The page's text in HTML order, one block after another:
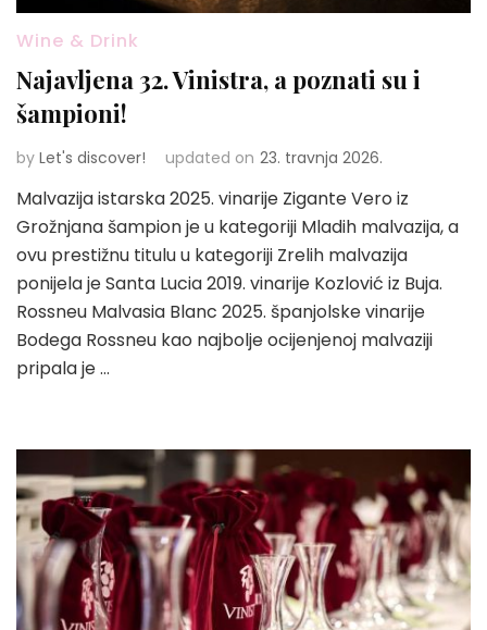
Wine & Drink
Najavljena 32. Vinistra, a poznati su i
šampioni!
by Let's discover! updated on 23. travnja 2026.
Malvazija istarska 2025. vinarije Zigante Vero iz
Grožnjana šampion je u kategoriji Mladih malvazija, a
ovu prestižnu titulu u kategoriji Zrelih malvazija
ponijela je Santa Lucia 2019. vinarije Kozlović iz Buja.
Rossneu Malvasia Blanc 2025. španjolske vinarije
Bodega Rossneu kao najbolje ocijenjenoj malvaziji
pripala je …